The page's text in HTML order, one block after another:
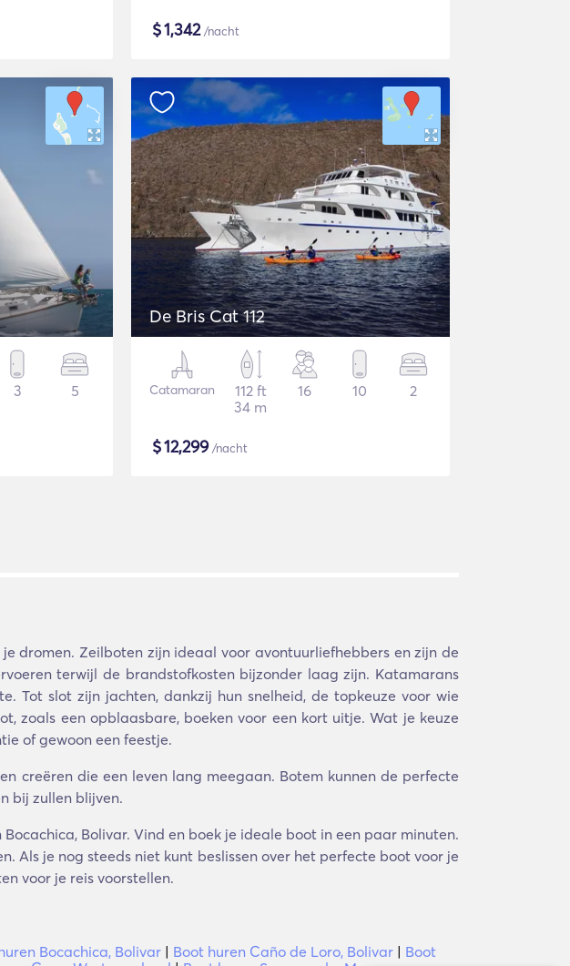
$1,342/nacht
3 5
De Bris Cat 112
Catamaran
112 ft
34 m
16 10 2
$12,299/nacht
dromen. Zeilboten zijn ideaal voor avontuurliefhebbers en zijn de
terwijl de brandstofkosten bijzonder laag zijn. Katamarans
Tot slot zijn jachten, dankzij hun snelheid, de topkeuze voor wie
zoals een opblaasbare, boeken voor een kort uitje. Wat je keuze
of gewoon een feestje.
creëren die een leven lang meegaan. Botem kunnen de perfecte
bij zullen blijven.
Bolivar. Vind en boek je ideale boot in een paar minuten.
Als je nog steeds niet kunt beslissen over het perfecte boot voor je
voor je reis voorstellen.
Bocachica, Bolivar | Boot huren Caño de Loro, Bolivar | Boot